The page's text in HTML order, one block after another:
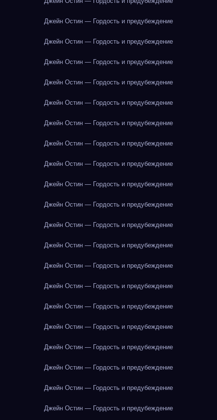
Джейн Остин — Гордость и предубеждение
Джейн Остин — Гордость и предубеждение
Джейн Остин — Гордость и предубеждение
Джейн Остин — Гордость и предубеждение
Джейн Остин — Гордость и предубеждение
Джейн Остин — Гордость и предубеждение
Джейн Остин — Гордость и предубеждение
Джейн Остин — Гордость и предубеждение
Джейн Остин — Гордость и предубеждение
Джейн Остин — Гордость и предубеждение
Джейн Остин — Гордость и предубеждение
Джейн Остин — Гордость и предубеждение
Джейн Остин — Гордость и предубеждение
Джейн Остин — Гордость и предубеждение
Джейн Остин — Гордость и предубеждение
Джейн Остин — Гордость и предубеждение
Джейн Остин — Гордость и предубеждение
Джейн Остин — Гордость и предубеждение
Джейн Остин — Гордость и предубеждение
Джейн Остин — Гордость и предубеждение